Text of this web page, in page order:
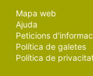
Mapa web
Ajuda
Peticions
Política de galetes
Política de